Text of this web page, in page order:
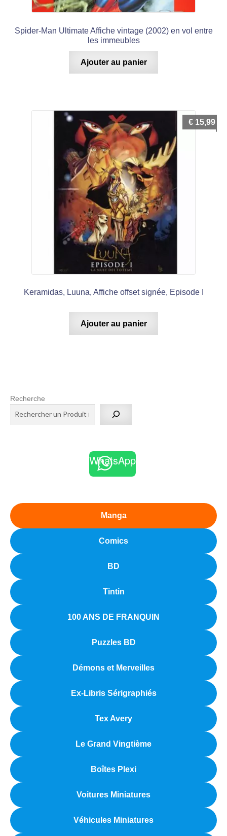
Spider-Man Ultimate Affiche vintage (2002) en vol entre
les immeubles
Ajouter au panier
Keramidas, Luuna, Affiche offset signée, Episode I
€ 15,99
Ajouter au panier
Recherche
WhatsApp
Manga
Comics
BD
Tintin
100 ANS DE FRANQUIN
Puzzles BD
Démons et Merveilles
Ex-Libris Sérigraphiés
Tex Avery
Le Grand Vingtième
Boîtes Plexi
Voitures Miniatures
Véhicules Miniatures